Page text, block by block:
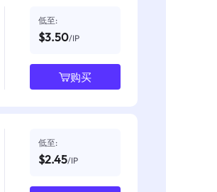
低至:
$3.50/IP
购买
低至:
$2.45/IP